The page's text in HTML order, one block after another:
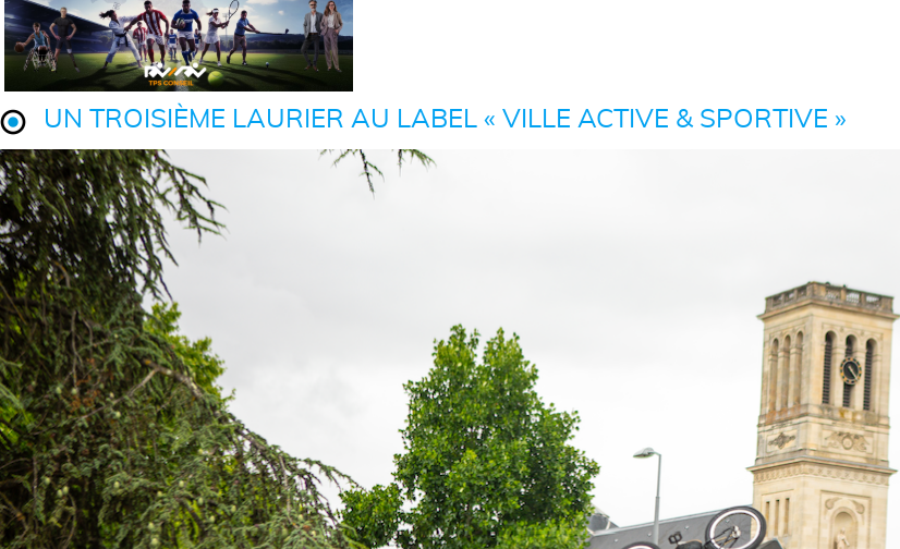
UN TROISIÈME LAURIER AU LABEL « VILLE ACTIVE & SPORTIVE »